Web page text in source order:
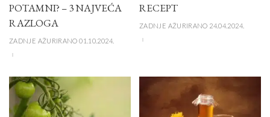
POTAMNI? – 3 NAJVEĆA
RAZLOGA
ZADNJE AŽURIRANO 01.10.2024.
RECEPT
ZADNJE AŽURIRANO 24.04.2024.